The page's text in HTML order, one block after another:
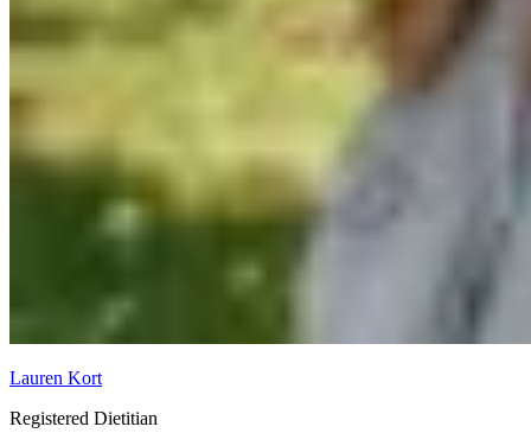
Lauren Kort
Registered Dietitian